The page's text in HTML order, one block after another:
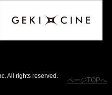
All rights reserved.
ページTOPへ